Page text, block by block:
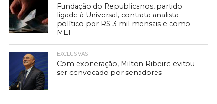
Fundação do Republicanos, partido
ligado à Universal, contrata analista
político por R$ 3 mil mensais e como
MEI
EXCLUSIVAS
Com exoneração, Milton Ribeiro evitou
ser convocado por senadores